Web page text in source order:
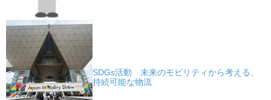
SDGs活動 未来のモビリティから考える、
持続可能な物流